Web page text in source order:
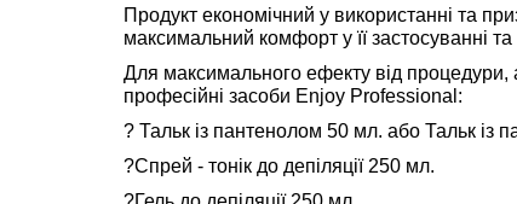
Продукт економічний у використанні та
максимальний комфорт у її застосуванні
Для максимального ефекту від процедури,
професійні засоби Enjoy Professional:
? Тальк із пантенолом 50 мл. або Тальк із
?Спрей - тонік до депіляції 250 мл.